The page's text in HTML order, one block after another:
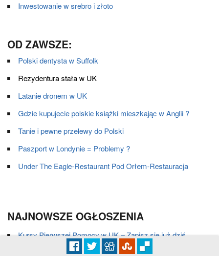
Inwestowanie w srebro i złoto
OD ZAWSZE:
Polski dentysta w Suffolk
Rezydentura stała w UK
Latanie dronem w UK
Gdzie kupujecie polskie książki mieszkając w Anglii ?
Tanie i pewne przelewy do Polski
Paszport w Londynie = Problemy ?
Under The Eagle-Restaurant Pod Orłem-Restauracja
NAJNOWSZE OGŁOSZENIA
Kursy Pierwszej Pomocy w UK – Zapisz się już dziś